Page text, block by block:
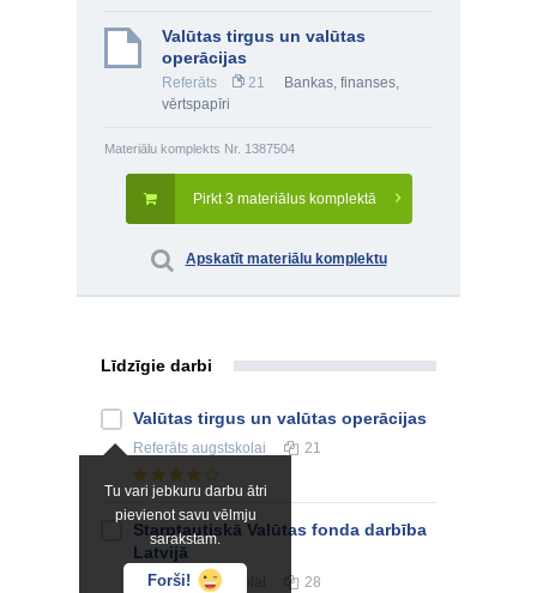
Valūtas tirgus un valūtas
operācijas
Referāts 21
Bankas, finanses,
vērtspapīri
Materiālu komplekts Nr. 1387504
Pirkt 3 materiālus komplektā
Apskatīt materiālu komplektu
Līdzīgie darbi
Tu vari jebkuru darbu ātri
pievienot savu vēlmju
sarakstam.
Forši!
Valūtas tirgus un valūtas operācijas
Referāts augstskolai 21
Starptautiskā Valūtas fonda darbība
Latvijā
Referātsaugstskolai 28